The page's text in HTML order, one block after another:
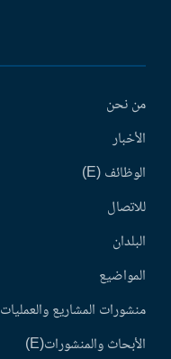
من نحن
الأخبار
الوظائف (E)
للاتصال
البلدان
المواضيع
منشورات المشاريع والعمليات
الأبحاث والمنشورات(E)